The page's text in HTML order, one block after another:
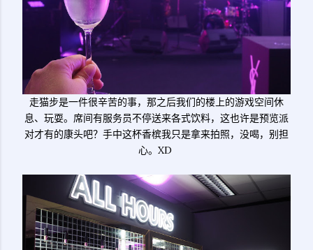
走猫步是一件很辛苦的事，那之后我们的楼上的游戏空间休
息、玩耍。席间有服务员不停送来各式饮料，这也许是预览派
对才有的康头吧？手中这杯香槟我只是拿来拍照，没喝，别担
心。XD